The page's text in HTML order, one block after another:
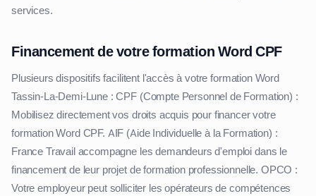
services.
Financement de votre formation Word CPF
Plusieurs dispositifs facilitent l'accès à votre formation Word
Tassin-La-Demi-Lune : CPF (Compte Personnel de Formation) :
Mobilisez directement vos droits acquis pour financer votre
formation Word CPF. AIF (Aide Individuelle à la Formation) :
France Travail accompagne les demandeurs d'emploi dans le
financement de leur projet de formation professionnelle. OPCO :
Votre employeur peut solliciter les opérateurs de compétences